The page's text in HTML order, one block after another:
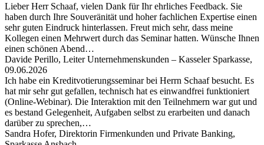
Lieber Herr Schaaf, vielen Dank für Ihr ehrliches Feedback. Sie
haben durch Ihre Souveränität und hoher fachlichen Expertise einen
sehr guten Eindruck hinterlassen. Freut mich sehr, dass meine
Kollegen einen Mehrwert durch das Seminar hatten. Wünsche Ihnen
einen schönen Abend…
Davide Perillo, Leiter Unternehmenskunden – Kasseler Sparkasse,
09.06.2026
Ich habe ein Kreditvotierungsseminar bei Herrn Schaaf besucht. Es
hat mir sehr gut gefallen, technisch hat es einwandfrei funktioniert
(Online-Webinar). Die Interaktion mit den Teilnehmern war gut und
es bestand Gelegenheit, Aufgaben selbst zu erarbeiten und danach
darüber zu sprechen,…
Sandra Hofer, Direktorin Firmenkunden und Private Banking,